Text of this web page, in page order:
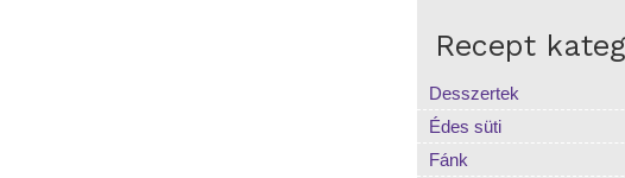
Recept
Desszertek
Édes süti
Fánk